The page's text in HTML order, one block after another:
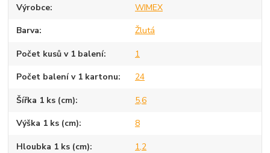
Výrobce WIMEX
Barva Žlutá
Počet kusů v 1 balení 1
Počet balení v 1 kartonu 24
Šířka 1 ks (cm) 5,6
Výška 1 ks (cm) 8
Hloubka 1 ks (cm) 1,2